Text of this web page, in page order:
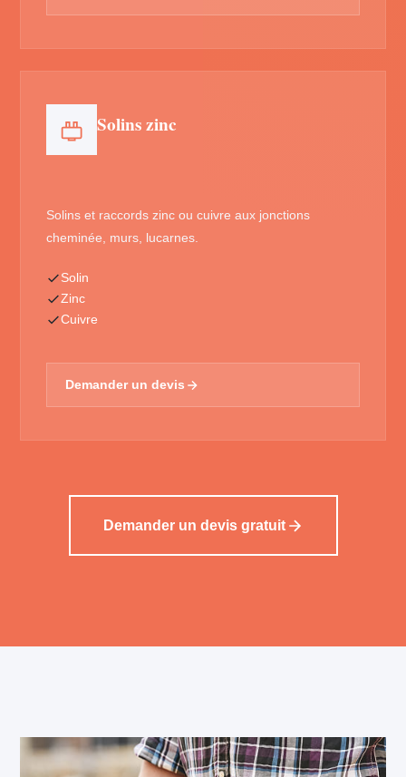
Solins zinc
Solins et raccords zinc ou cuivre aux jonctions
cheminée, murs, lucarnes.
Solin
Zinc
Cuivre
Demander un devis
Demander un devis gratuit